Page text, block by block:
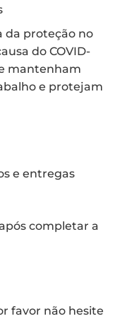
da proteção no
do COVID-
mantenham
e protejam
e entregas
completar a
favor não hesite